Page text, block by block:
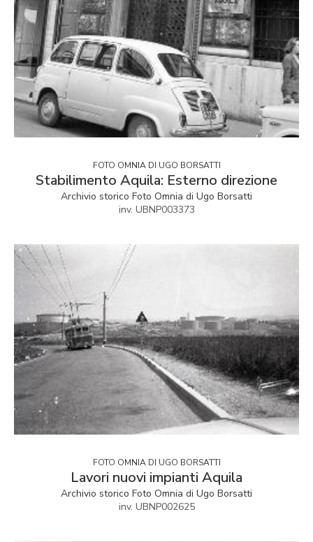
FOTO OMNIA DI UGO BORSATTI
Stabilimento Aquila: Esterno direzione
Archivio storico Foto Omnia di Ugo Borsatti
inv. UBNP003373
FOTO OMNIA DI UGO BORSATTI
Lavori nuovi impianti Aquila
Archivio storico Foto Omnia di Ugo Borsatti
inv. UBNP002625